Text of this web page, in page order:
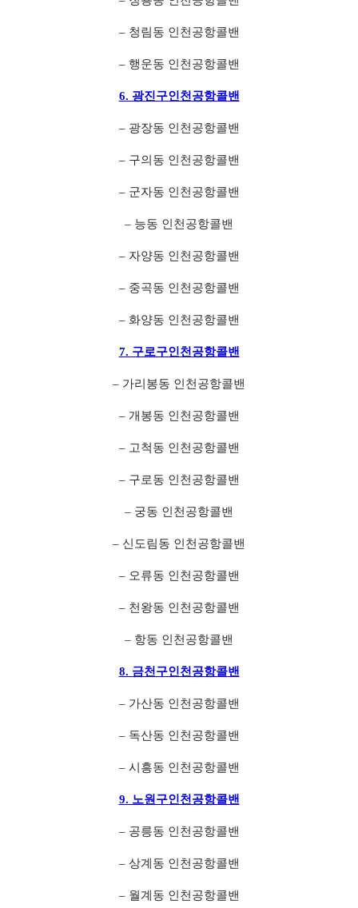
– 청림동 인천공항콜밴
– 행운동 인천공항콜밴
6. 광진구인천공항콜밴
– 광장동 인천공항콜밴
– 구의동 인천공항콜밴
– 군자동 인천공항콜밴
– 능동 인천공항콜밴
– 자양동 인천공항콜밴
– 중곡동 인천공항콜밴
– 화양동 인천공항콜밴
7. 구로구인천공항콜밴
– 가리봉동 인천공항콜밴
– 개봉동 인천공항콜밴
– 고척동 인천공항콜밴
– 구로동 인천공항콜밴
– 궁동 인천공항콜밴
– 신도림동 인천공항콜밴
– 오류동 인천공항콜밴
– 천왕동 인천공항콜밴
– 항동 인천공항콜밴
8. 금천구인천공항콜밴
– 가산동 인천공항콜밴
– 독산동 인천공항콜밴
– 시흥동 인천공항콜밴
9. 노원구인천공항콜밴
– 공릉동 인천공항콜밴
– 상계동 인천공항콜밴
– 월계동 인천공항콜밴